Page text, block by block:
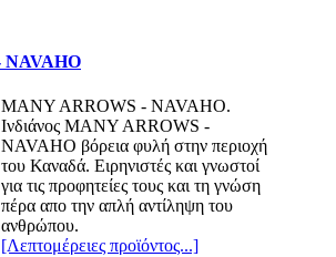
NAVAHO
MANY ARROWS - NAVAHO.
Iνδιάνος MANY ARROWS -
NAVAHO βόρεια φυλή στην περιοχή
του Καναδά. Ειρηνιστές και γνωστοί
για τις προφητείες τους και τη γνώση
πέρα απο την απλή αντίληψη του
ανθρώπου.
[Λεπτομέρειες προϊόντος...]